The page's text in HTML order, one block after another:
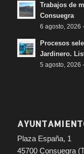
Trabajos de
Consuegra
6 agosto, 2026
Procesos
Jardinero.
5 agosto, 2026
Plaza España, 1
45700 Consuegra